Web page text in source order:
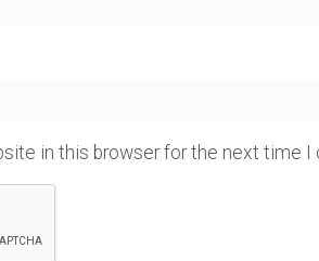
in this browser for the next time I